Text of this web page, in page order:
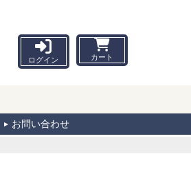
ログイン カート
お問い合わせ